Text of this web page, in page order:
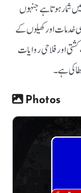
شمار ہوتا ہے جنہوں
خدمات اور کھیلوں کے
اور فلاحی روایات
کی ہے۔
Photos